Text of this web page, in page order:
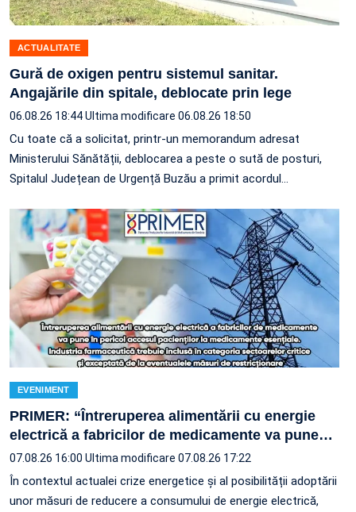
ACTUALITATE
Gură de oxigen pentru sistemul sanitar.
Angajările din spitale, deblocate prin lege
06.08.26 18:44Ultima modificare 06.08.26 18:50
Cu toate că a solicitat, printr-un memorandum adresat
Ministerului Sănătății, deblocarea a peste o sută de posturi,
Spitalul Județean de Urgență Buzău a primit acordul…
EVENIMENT
PRIMER: “Întreruperea alimentării cu energie
electrică a fabricilor de medicamente va pune…
07.08.26 16:00 Ultima modificare 07.08.26 17:22
În contextul actualei crize energetice și al posibilității adoptării
unor măsuri de reducere a consumului de energie electrică,